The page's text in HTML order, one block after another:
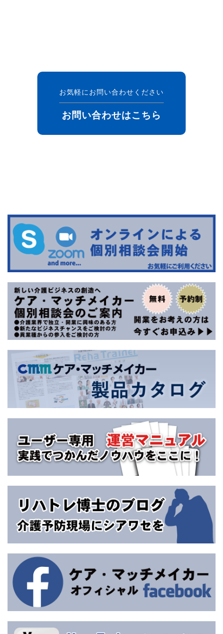
お気軽にお問い合わせください
お問い合わせはこちら